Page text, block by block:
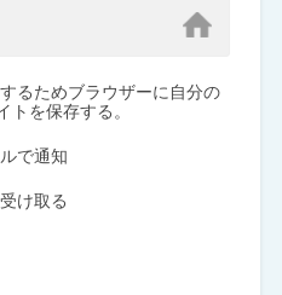
るためブラウザーに自分の
を保存する。
で通知
け取る